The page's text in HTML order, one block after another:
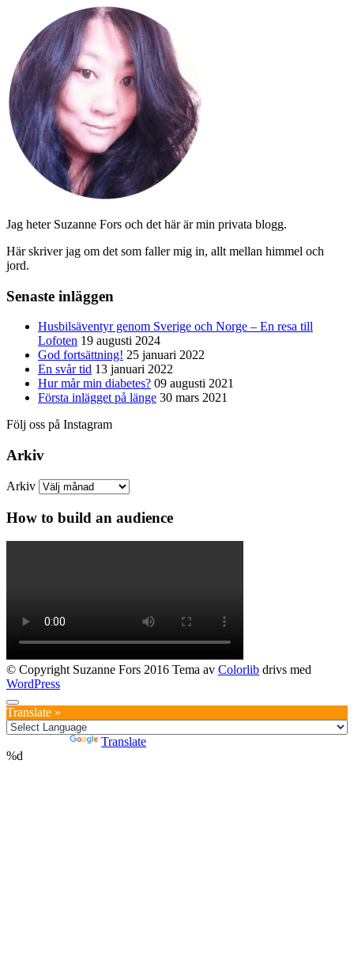
Jag heter Suzanne Fors och det här är min privata blogg.
Här skriver jag om det som faller mig in, allt mellan himmel och
jord.
Senaste inläggen
Husbilsäventyr genom Sverige och Norge – En resa till
Lofoten 19 augusti 2024
God fortsättning! 25 januari 2022
En svår tid 13 januari 2022
Hur mår min diabetes? 09 augusti 2021
Första inlägget på länge 30 mars 2021
Följ oss på Instagram
Arkiv
Arkiv
How to build an audience
© Copyright Suzanne Fors 2016 Tema av Colorlib drivs med
WordPress
Translate »
Translate
%d